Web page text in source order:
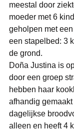
meestal door
moeder met 6
geholpen met
een stapelbed: 3
de grond.
Doña Justina is
door een groep
hebben haar
afhandig
dagelijkse
alleen en heeft 4